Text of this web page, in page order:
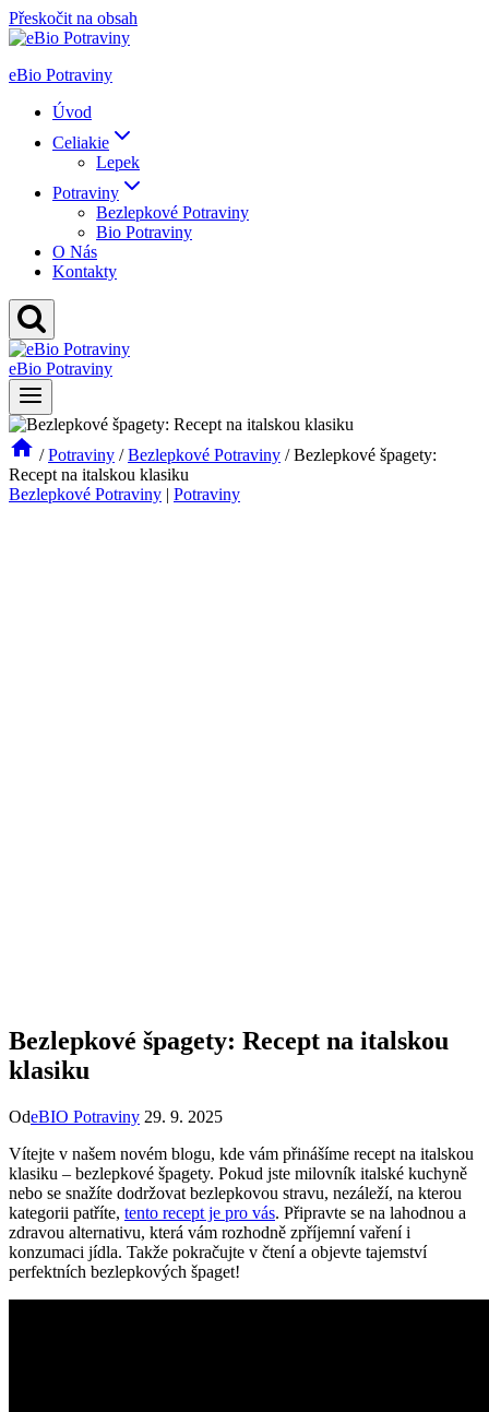
Přeskočit na obsah
eBio Potraviny
Úvod
Celiakie
Lepek
Potraviny
Bezlepkové Potraviny
Bio Potraviny
O Nás
Kontakty
eBio Potraviny
/ Potraviny / Bezlepkové Potraviny / Bezlepkové špagety:
Recept na italskou klasiku
Bezlepkové Potraviny | Potraviny
Bezlepkové špagety: Recept na italskou
klasiku
OdeBIO Potraviny 29. 9. 2025
Vítejte v našem novém blogu, kde vám přinášíme recept na italskou
klasiku – bezlepkové špagety. Pokud jste milovník italské kuchyně
nebo se snažíte dodržovat bezlepkovou stravu, nezáleží, na kterou
kategorii patříte, tento recept je pro vás. Připravte se na lahodnou a
zdravou alternativu, která vám rozhodně zpříjemní vaření i
konzumaci jídla. Takže pokračujte v čtení a objevte tajemství
perfektních bezlepkových špaget!